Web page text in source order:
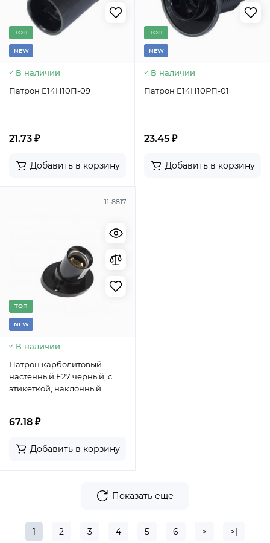
TОП
NEW
В наличии
Патрон Е14Н10П-09
21.73 ₽
Добавить в корзину
TОП
NEW
В наличии
Патрон Е14Н10РП-01
23.45 ₽
Добавить в корзину
11-8817
TОП
NEW
В наличии
Патрон карболитовый
настенный Е27 черный, c
этикеткой, наклонный
67.18 ₽
Добавить в корзину
Показать еще
1 2 3 4 5 6 > >|